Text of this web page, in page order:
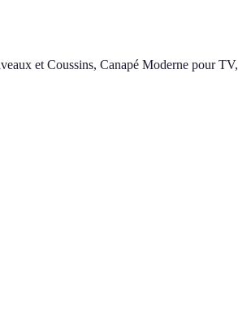
et Coussins, Canapé Moderne pour